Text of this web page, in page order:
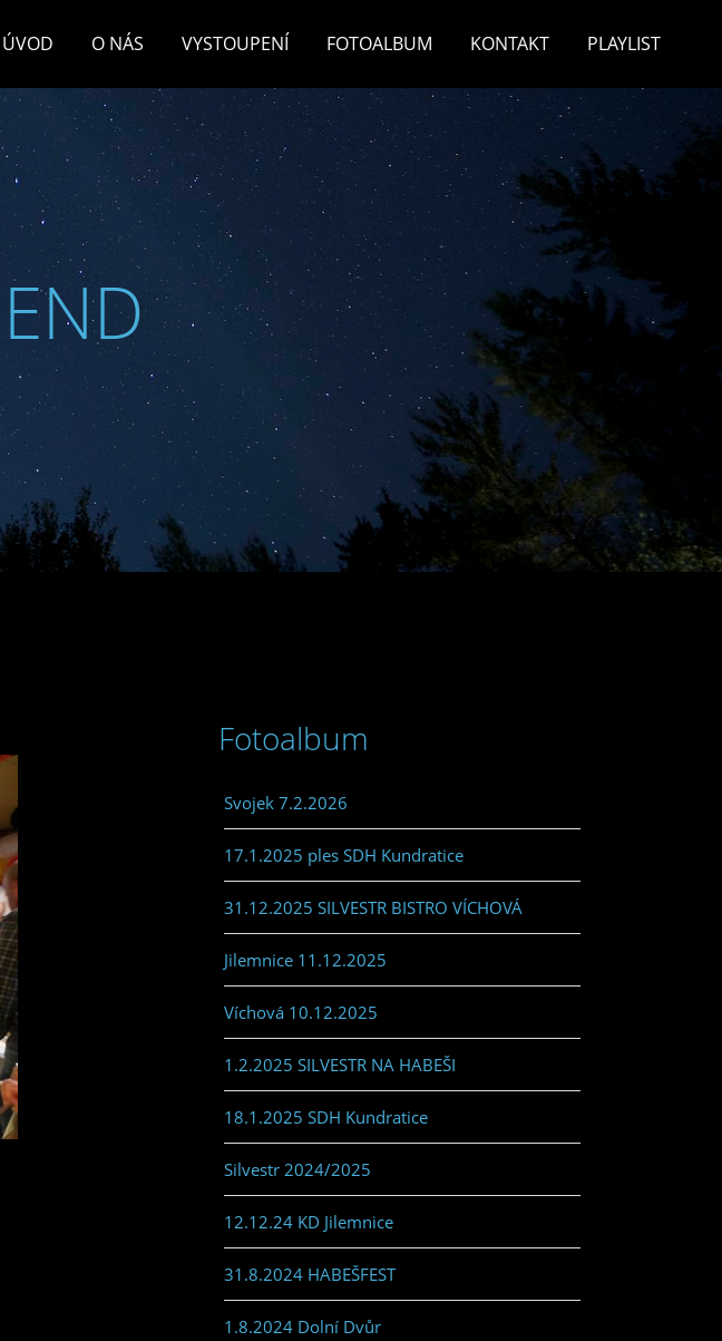
ÚVOD O NÁS VYSTOUPENÍ FOTOALBUM KONTAKT PLAYLIST
Fotoalbum
Svojek 7.2.2026
17.1.2025 ples SDH Kundratice
31.12.2025 SILVESTR BISTRO VÍCHOVÁ
Jilemnice 11.12.2025
Víchová 10.12.2025
1.2.2025 SILVESTR NA HABEŠI
18.1.2025 SDH Kundratice
Silvestr 2024/2025
12.12.24 KD Jilemnice
31.8.2024 HABEŠFEST
1.8.2024 Dolní Dvůr